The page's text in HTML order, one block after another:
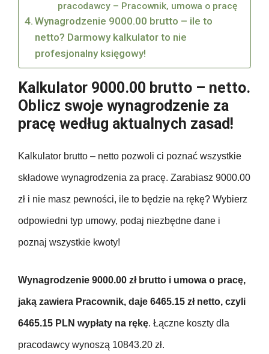
pracodawcy – Pracownik, umowa o pracę
Wynagrodzenie 9000.00 brutto – ile to
netto? Darmowy kalkulator to nie
profesjonalny księgowy!
Kalkulator 9000.00 brutto – netto.
Oblicz swoje wynagrodzenie za
pracę według aktualnych zasad!
Kalkulator brutto – netto pozwoli ci poznać wszystkie
składowe wynagrodzenia za pracę. Zarabiasz 9000.00
zł i nie masz pewności, ile to będzie na rękę? Wybierz
odpowiedni typ umowy, podaj niezbędne dane i
poznaj wszystkie kwoty!
Wynagrodzenie 9000.00 zł brutto i umowa o pracę,
jaką zawiera Pracownik, daje 6465.15 zł netto, czyli
6465.15 PLN wypłaty na rękę. Łączne koszty dla
pracodawcy wynoszą 10843.20 zł.